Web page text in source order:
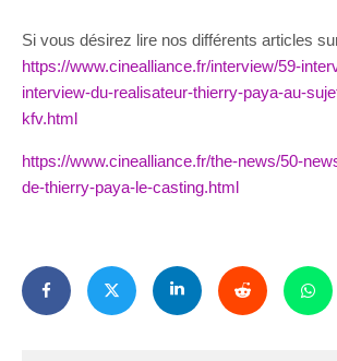
Si vous désirez lire nos différents articles
https://www.cinealliance.fr/interview/59-
interview-du-realisateur-thierry-paya-au-
kfv.html
https://www.cinealliance.fr/the-news/50-
de-thierry-paya-le-casting.html